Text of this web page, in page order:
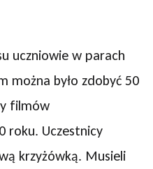
uczniowie w parach
można było zdobyć 50
filmów
roku. Uczestnicy
krzyżówką. Musieli